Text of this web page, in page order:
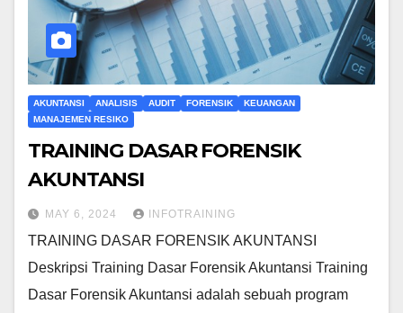
AKUNTANSI ANALISIS AUDIT FORENSIK
KEUANGAN
MANAJEMEN RESIKO
TRAINING DASAR FORENSIK
AKUNTANSI
MAY 6, 2024 INFOTRAINING
TRAINING DASAR FORENSIK AKUNTANSI
Deskripsi Training Dasar Forensik Akuntansi Training
Dasar Forensik Akuntansi adalah sebuah program